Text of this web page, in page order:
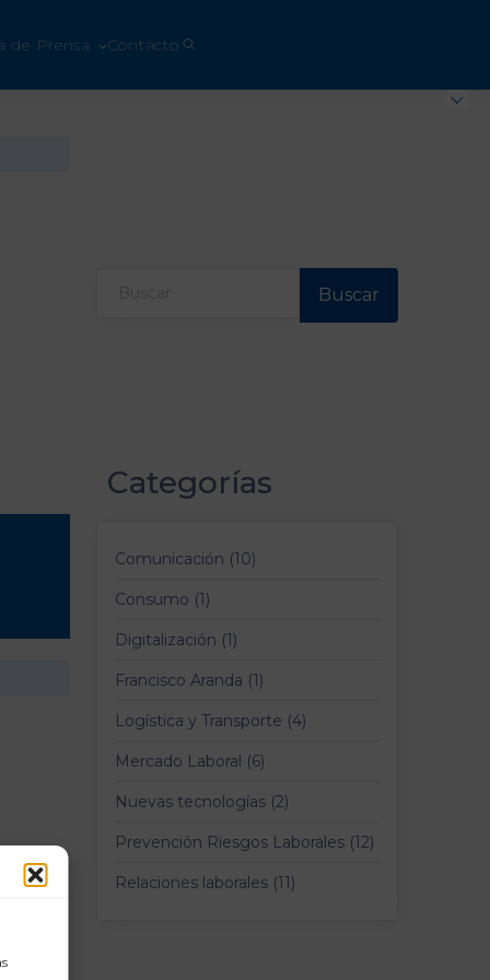
de Prensa Contacto
Buscar
Categorías
Comunicación (10)
Consumo (1)
Digitalización (1)
Francisco Aranda (1)
Logística y Transporte (4)
Mercado Laboral (6)
Nuevas tecnologías (2)
Prevención Riesgos Laborales (12)
Relaciones laborales (11)